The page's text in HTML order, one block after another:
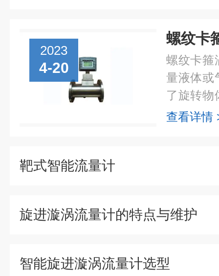
2023
4-20
螺纹卡箍
量液体或
了旋转物
产生的扭
查看详情
靶式智能流量计
旋进漩涡流量计的特点与维护
智能旋进漩涡流量计选型